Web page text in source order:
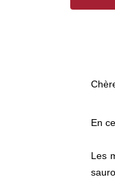
En
Les